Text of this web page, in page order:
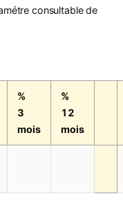
consultable de
%
3
mois
%
12
mois